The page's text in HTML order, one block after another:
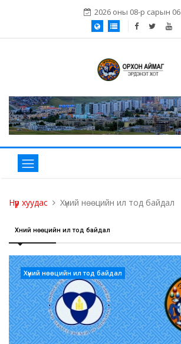
2026 оны 08-р сарын 06
Нүүр хуудас Хүний нөөцийн ил тод байдал
Хүний нөөцийн ил тод байдал
Хүний нөөцийн ил тод байдал